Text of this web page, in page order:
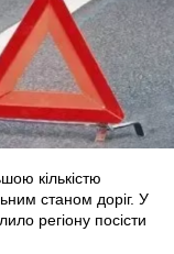
кількістю
станом доріг. У
регіону посісти